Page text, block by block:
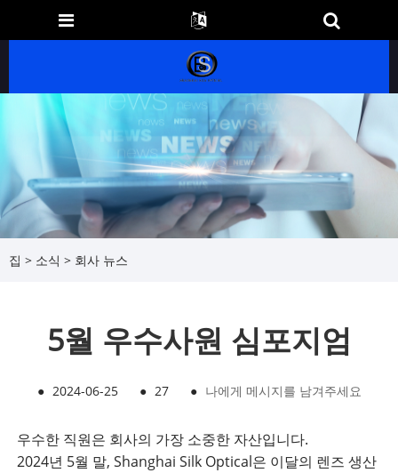
집 > 소식 > 회사 뉴스
5월 우수사원 심포지엄
● 2024-06-25 ● 27 ● 나에게 메시지를 남겨주세요
우수한 직원은 회사의 가장 소중한 자산입니다.
2024년 5월 말, Shanghai Silk Optical은 이달의 렌즈 생산